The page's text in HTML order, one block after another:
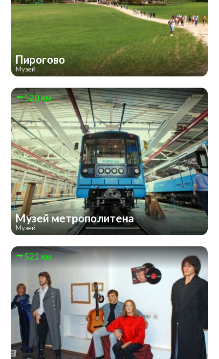
Пирогово
Музей
520 км
Музей метрополитена
Музей
521 км